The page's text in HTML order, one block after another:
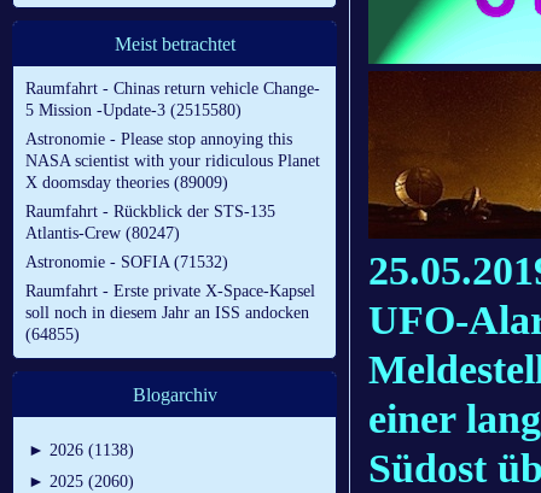
Meist betrachtet
Raumfahrt - Chinas return vehicle Change-
5 Mission -Update-3 (2515580)
Astronomie - Please stop annoying this
NASA scientist with your ridiculous Planet
X doomsday theories (89009)
Raumfahrt - Rückblick der STS-135
Atlantis-Crew (80247)
Astronomie - SOFIA (71532)
Raumfahrt - Erste private X-Space-Kapsel
soll noch in diesem Jahr an ISS andocken
(64855)
Blogarchiv
► 2026 (1138)
► 2025 (2060)
UFO-
einer
Südost